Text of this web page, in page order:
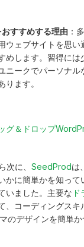
すすめする理由 ：
ウェブサイトを思い
めします。習得には
ニークでパーソナル
ります。
に、 SeedProdは
かに簡単かを知って
いました。主要な
、コーディングスキ
のデザインを簡単か